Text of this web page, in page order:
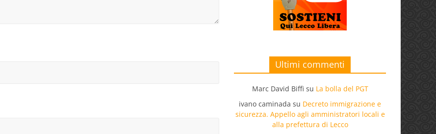
Ultimi commenti
Marc David Biffi su La bolla del PGT
ivano caminada su Decreto immigrazione e
sicurezza. Appello agli amministratori locali e
alla prefettura di Lecco